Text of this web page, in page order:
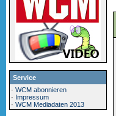
Service
·WCM abonnieren
· Impressum
·WCM Mediadaten 2013